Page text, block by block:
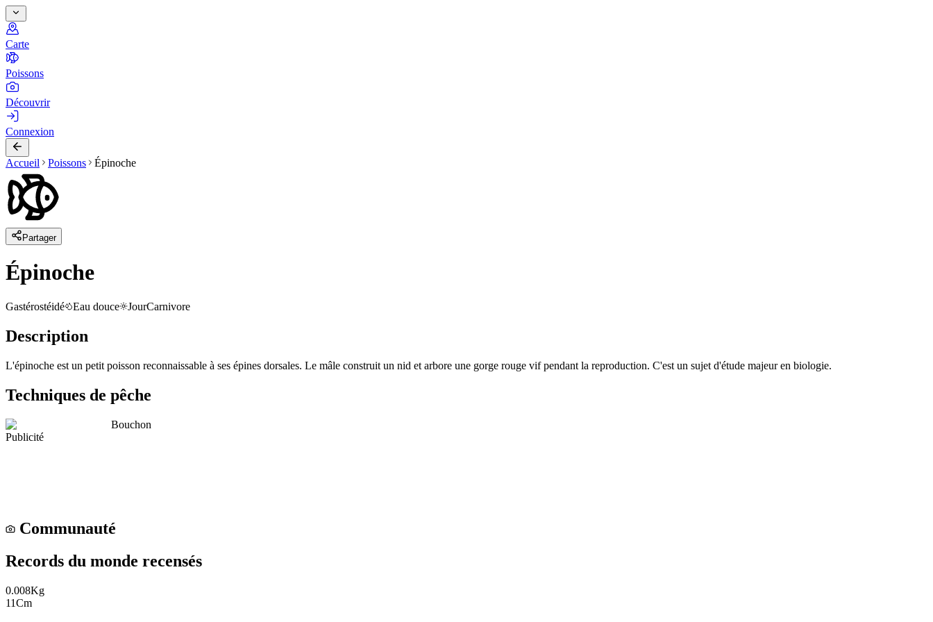
Carte
Poissons
Découvrir
Connexion
Accueil Poissons Épinoche
Partager
Épinoche
Gastérostéidé Eau douce JourCarnivore
Description
L'épinoche est un petit poisson reconnaissable à ses épines dorsales. Le mâle construit un nid et arbore une gorge rouge vif pendant la reproduction. C'est un sujet d'étude majeur en biologie.
Techniques de pêche
Bouchon
Publicité
Communauté
Records du monde recensés
0.008Kg
11Cm